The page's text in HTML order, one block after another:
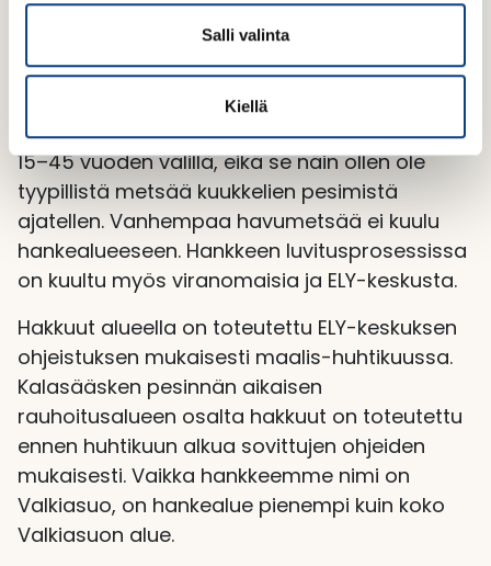
Salli valinta
Kiellä
hankealueesta vanhemman metsän puolella.
Aurinkovoimalan rakentamisen ja toiminnan
aikainen häiriö ei ulotu alueen välitöntä
lähiympäristöä kauemmas. Hankealue on
mäntyistä talousmetsää, jonka ikä vaihtelee
15–45 vuoden välillä, eikä se näin ollen ole
tyypillistä metsää kuukkelien pesimistä
ajatellen. Vanhempaa havumetsää ei kuulu
hankealueeseen. Hankkeen luvitusprosessissa
on kuultu myös viranomaisia ja ELY-keskusta.
Hakkuut alueella on toteutettu ELY-keskuksen
ohjeistuksen mukaisesti maalis-huhtikuussa.
Kalasääsken pesinnän aikaisen
rauhoitusalueen osalta hakkuut on toteutettu
ennen huhtikuun alkua sovittujen ohjeiden
mukaisesti. Vaikka hankkeemme nimi on
Valkiasuo, on hankealue pienempi kuin koko
Valkiasuon alue.